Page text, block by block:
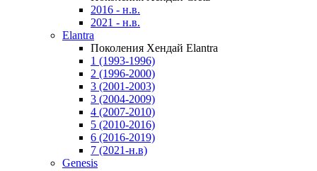
2016 - н.в.
2021 - н.в.
Elantra
Поколения Хендай Elantra
1 (1993-1996)
2 (1996-2000)
3 (2001-2003)
3 (2004-2009)
4 (2007-2010)
5 (2010-2016)
6 (2016-2019)
7 (2021-н.в)
Genesis